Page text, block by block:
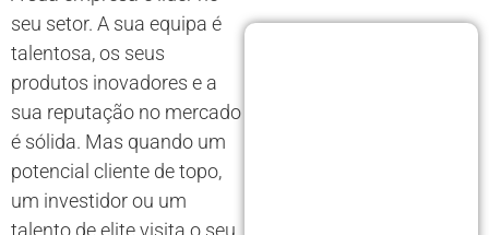
seu setor. A sua equipa é
talentosa, os seus
produtos inovadores e a
sua reputação no mercado
é sólida. Mas quando um
potencial cliente de topo,
um investidor ou um
talento de elite visita o seu